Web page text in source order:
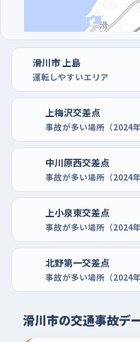
店の駐車場でバックの角
滑川市 上島
運転しやすいエリア
上梅沢交差点
事故が多い場所（2024年
中川原西交差点
事故が多い場所（2024年
上小泉東交差点
事故が多い場所（2024年
北野第一交差点
事故が多い場所（2024年
滑川市の交通事故デ